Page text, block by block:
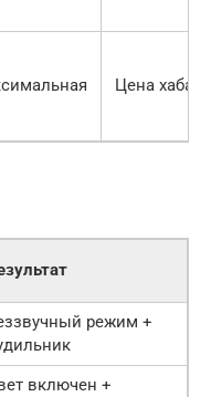
Цена хаба
режим +
включен +